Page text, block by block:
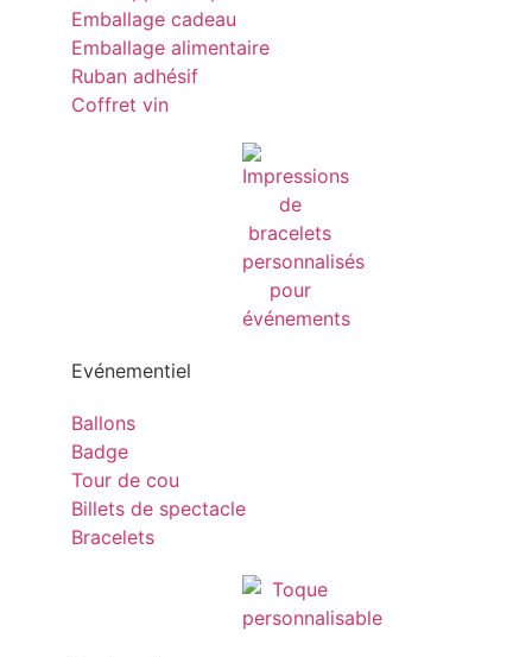
Emballage cadeau
Emballage alimentaire
Ruban adhésif
Coffret vin
Evénementiel
Ballons
Badge
Tour de cou
Billets de spectacle
Bracelets